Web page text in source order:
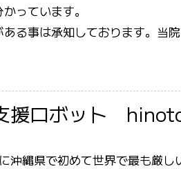
っています。
る事は承知しております。当
援ロボット
沖縄県で初めて世界で最も厳し